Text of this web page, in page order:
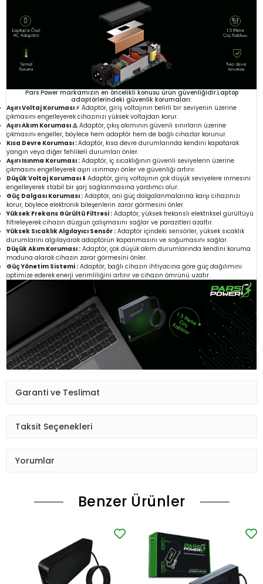
Pars Power markamızın en öncelikli konusu ürün güvenliğidir.Laptop
adaptörlerindeki güvenlik korumaları:
Aşırı Voltaj Koruması ⚡ Adaptör, giriş voltajının belirli bir seviyenin üzerine
çıkmasını engelleyerek cihazınızı yüksek voltajdan korur.
Aşırı Akım Koruması ⚠️Adaptör, çıkış akımının güvenli sınırların üzerine
çıkmasını engeller, böylece hem adaptör hem de bağlı cihazlar korunur.
Kısa Devre Koruması :Adaptör, kısa devre durumlarında kendini kapatarak
yangın veya diğer tehlikeli durumları önler.
Aşırı Isınma Koruması : Adaptör, iç sıcaklığının güvenli seviyelerin üzerine
çıkmasını engelleyerek aşırı ısınmayı önler ve güvenliği artırır.
Düşük Voltaj Koruması ⬇️ Adaptör, giriş voltajının çok düşük seviyelere inmesini
engelleyerek stabil bir şarj sağlanmasına yardımcı olur.
Güç Dalgası Koruması : Adaptör, ani güç dalgalanmalarına karşı cihazınızı
korur, böylece elektronik bileşenlerin zarar görmesini önler.
Yüksek Frekans Gürültü Filtresi : Adaptör, yüksek frekanslı elektriksel gürültüyü
filtreleyerek cihazın düzgün çalışmasını sağlar ve parazitleri azaltır.
Yüksek Sıcaklık Algılayıcı Sensör : Adaptör içindeki sensörler, yüksek sıcaklık
durumlarını algılayarak adaptörün kapanmasını ve soğumasını sağlar.
Düşük Akım Koruması : Adaptör, çok düşük akım durumlarında kendini koruma
moduna alarak cihazın zarar görmesini önler.
Güç Yönetim Sistemi : Adaptör, bağlı cihazın ihtiyacına göre güç dağılımını
optimize ederek enerji verimliliğini artırır ve cihazın ömrünü uzatır.
Garanti ve Teslimat
Taksit Seçenekleri
Yorumlar
Benzer Ürünler